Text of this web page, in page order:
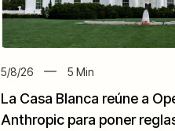
5/8/26 5 Min
La Casa Blanca reúne a
Anthropic para poner